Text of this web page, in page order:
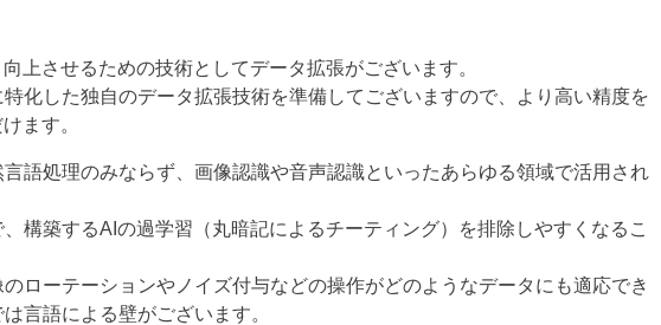
上させるための技術としてデータ拡張がございます。
化した独自のデータ拡張技術を準備してございますので、より高い精度を
ます。
語処理のみならず、画像認識や音声認識といったあらゆる領域で活用され
構築するAIの過学習（丸暗記によるチーティング）を排除しやすくなるこ
ローテーションやノイズ付与などの操作がどのようなデータにも適応でき
言語による壁がございます。